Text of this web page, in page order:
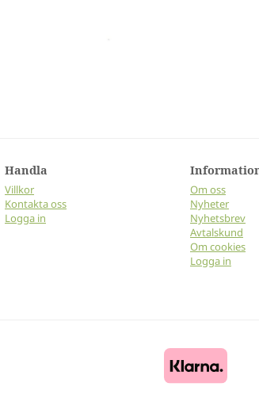
Handla
Villkor
Kontakta oss
Logga in
Om oss
Nyheter
Nyhetsbrev
Avtalskund
Om cookies
Logga in